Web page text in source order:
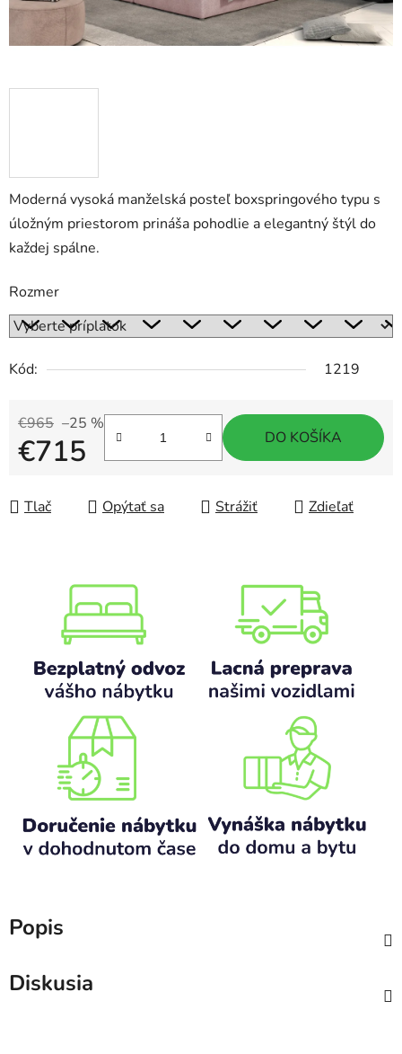
Moderná vysoká manželská posteľ boxspringového typu s
úložným priestorom prináša pohodlie a elegantný štýl do
každej spálne.
Rozmer
Kód: 1219
€965 –25 %
€715 DO KOŠÍKA
Tlač Opýtať sa Strážiť Zdieľať
Popis
Diskusia